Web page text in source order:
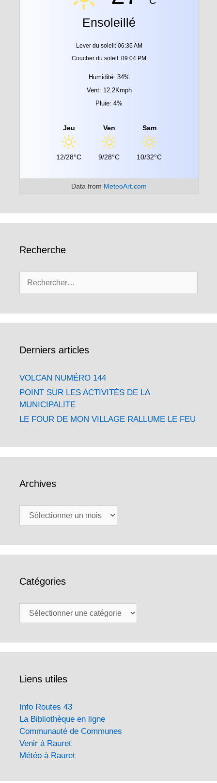
Ensoleillé
Lever du soleil: 06:36 AM
Coucher du soleil: 09:04 PM
Humidité: 34%
Vent: 12.2Kmph
Pluie: 4%
Jeu
12/28°C
Ven
9/28°C
Sam
10/32°C
Data from MeteoArt.com
Recherche
Rechercher :
Derniers articles
VOLCAN NUMÉRO 144
POINT SUR LES ACTIVITÉS DE LA
MUNICIPALITE
LE FOUR DE MON VILLAGE RALLUME LE FEU
Archives
Archives
Catégories
Catégories
Liens utiles
Info Routes 43
La Bibliothèque en ligne
Communauté de Communes
Venir à Rauret
Météo à Rauret